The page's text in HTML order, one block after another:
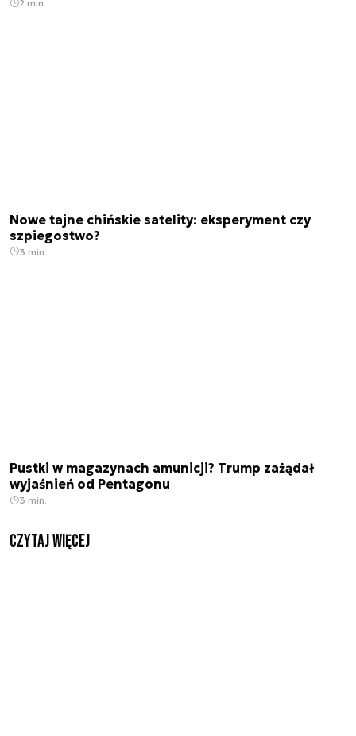
2 min.
Nowe tajne chińskie satelity: eksperyment czy
szpiegostwo?
3 min.
Pustki w magazynach amunicji? Trump zażądał
wyjaśnień od Pentagonu
3 min.
czytaj więcej